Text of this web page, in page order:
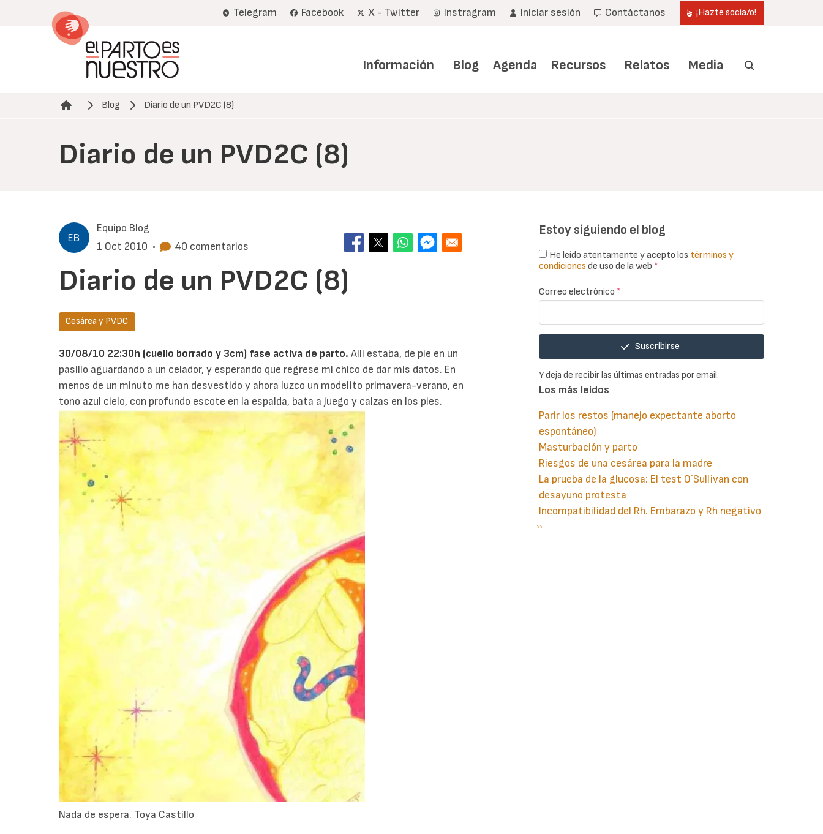
Telegram Facebook X - Twitter Instragram Iniciar sesión Contáctanos ¡Hazte socia/o!
Información Blog Agenda Recursos Relatos Media
Ruta de navegación
Blog Diario de un PVD2C (8)
Diario de un PVD2C (8)
Equipo Blog
1 Oct 2010 • 40 comentarios
Diario de un PVD2C (8)
Cesárea y PVDC
30/08/10 22:30h (cuello borrado y 3cm) fase activa de parto. Allí estaba, de pie en un
pasillo aguardando a un celador, y esperando que regrese mi chico de dar mis datos. En
menos de un minuto me han desvestido y ahora luzco un modelito primavera-verano, en
tono azul cielo, con profundo escote en la espalda, bata a juego y calzas en los pies.
Nada de espera. Toya Castillo
Estoy siguiendo el blog
He leído atentamente y acepto los términos y
condiciones de uso de la web *
Correo electrónico *
Suscribirse
Y deja de recibir las últimas entradas por email.
Los más leidos
Parir los restos (manejo expectante aborto
espontáneo)
Masturbación y parto
Riesgos de una cesárea para la madre
La prueba de la glucosa: El test O´Sullivan con
desayuno protesta
Incompatibilidad del Rh. Embarazo y Rh negativo
Paginación
Siguiente
››